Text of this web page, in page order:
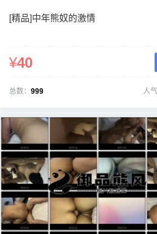
[精品]中年熊奴的激情
¥40
总数： 999 人气